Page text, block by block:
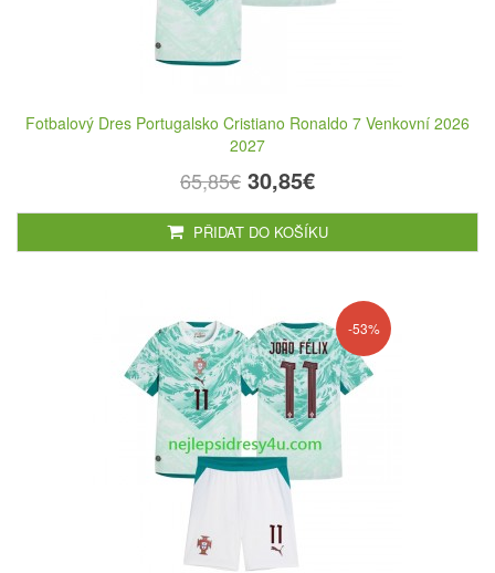
Fotbalový Dres Portugalsko Cristiano Ronaldo 7 Venkovní 2026
2027
65,85€ 30,85€
PŘIDAT DO KOŠÍKU
-53%